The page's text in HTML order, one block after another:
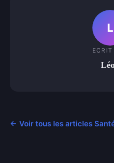
L
ECRIT
← Voir tous les articles